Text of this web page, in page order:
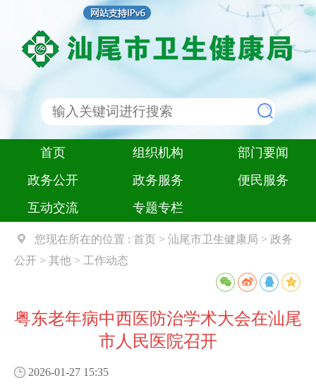
首页 组织机构
部门要闻
政务公开
政务服务
便民服务
互动交流
专题专栏
您现在所在的位置 : 首页 > 汕尾市卫生健康局 > 政务
公开 > 其他 > 工作动态
粤东老年病中西医防治学术大会在汕尾
市人民医院召开
2026-01-27 15:35